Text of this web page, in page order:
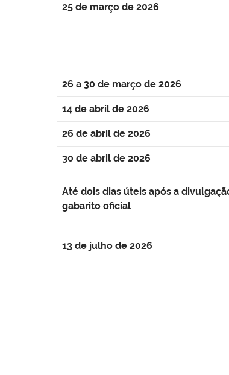
25 de março de 2026
26 a 30 de março de 2026
14 de abril de 2026
26 de abril de 2026
30 de abril de 2026
Até dois dias úteis após a
gabarito oficial
13 de julho de 2026